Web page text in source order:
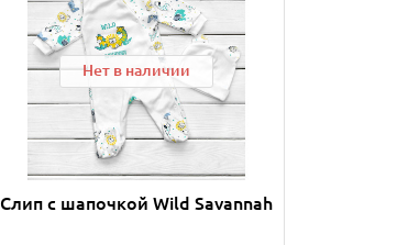
Нет в наличии
Слип с шапочкой Wild Savannah